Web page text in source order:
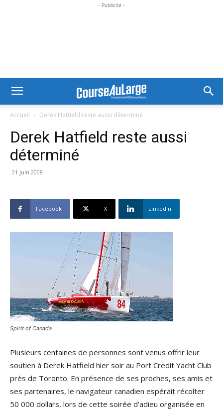
- Publicité -
Accueil Derek Hatfield reste aussi déterminé
Derek Hatfield reste aussi
déterminé
21 juin 2008
Facebook X Linkedin
Spirit of Canada
Plusieurs centaines de personnes sont venus offrir leur
soutien à Derek Hatfield hier soir au Port Credit Yacht Club
près de Toronto. En présence de ses proches, ses amis et
ses partenaires, le navigateur canadien espérait récolter
50 000 dollars, lors de cette soirée d’adieu organisée en